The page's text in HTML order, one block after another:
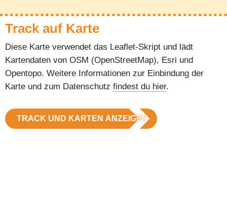
Track auf Karte
Diese Karte verwendet das Leaflet-Skript und lädt
Kartendaten von OSM (OpenStreetMap), Esri und
Opentopo. Weitere Informationen zur Einbindung der
Karte und zum Datenschutz findest du hier.
TRACK UND KARTEN ANZEIGEN